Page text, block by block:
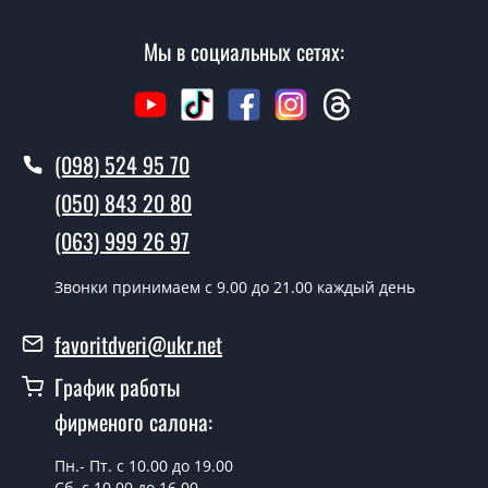
Вызов замерщика-консультанта стоит 500 грн.
Вы производите установку
Да производим. Монтаж межкомнатных дверей ТМ
Фаворит производится согласно очереди, во все дни
кроме воскресенья.
Modern-68?
Стоимость установки дверей Modern-68 - от 1800 грн.
Можно на сегодня вызвать
замерщика?
Мы в социальных сетях:
(098) 524 95 70
(050) 843 20 80
(063) 999 26 97
Звонки принимаем c 9.00 до 21.00 каждый день
favoritdveri@ukr.net
График работы
фирменого салона:
Пн.- Пт. с 10.00 до 19.00